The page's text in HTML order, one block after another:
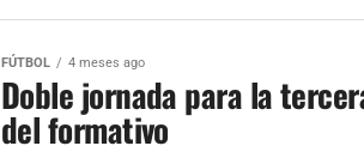
FÚTBOL 4 meses ago
Doble jornada para la
del formativo